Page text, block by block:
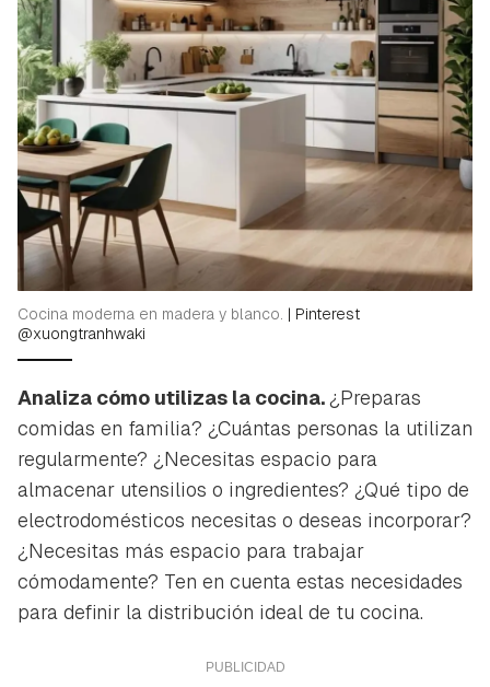
Cocina moderna en madera y blanco. | Pinterest
@xuongtranhwaki
Analiza cómo utilizas la cocina.¿Preparas
comidas en familia? ¿Cuántas personas la utilizan
regularmente? ¿Necesitas espacio para
almacenar utensilios o ingredientes? ¿Qué tipo de
electrodomésticos necesitas o deseas incorporar?
¿Necesitas más espacio para trabajar
cómodamente? Ten en cuenta estas necesidades
para definir la distribución ideal de tu cocina.